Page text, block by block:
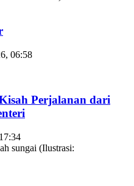
06:58
Perjalanan dari